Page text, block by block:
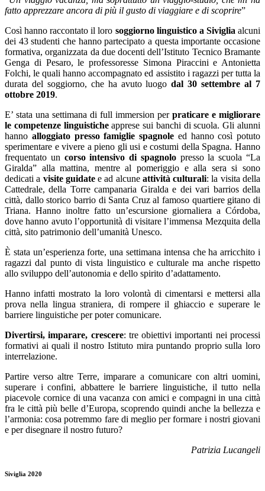
fatto apprezzare ancora di più il gusto di viaggiare e di scoprire”
Così hanno raccontato il loro soggiorno linguistico a Siviglia alcuni
dei 43 studenti che hanno partecipato a questa importante occasione
formativa, organizzata da due docenti dell’Istituto Tecnico Bramante
Genga di Pesaro, le professoresse Simona Piraccini e Antonietta
Folchi, le quali hanno accompagnato ed assistito i ragazzi per tutta la
durata del soggiorno, che ha avuto luogodal 30 settembre al 7
ottobre 2019.
E’ stata una settimana di full immersion per praticare e migliorare
le competenze linguisticheapprese sui banchi di scuola. Gli alunni
hanno alloggiato presso famiglie spagnole ed hanno così potuto
sperimentare e vivere a pieno gli usi e costumi della Spagna. Hanno
frequentato un corso intensivo di spagnolopresso la scuola “La
Giralda” alla mattina, mentre al pomeriggio e alla sera si sono
dedicati a visite guidatee ad alcune attività culturali: la visita della
Cattedrale, della Torre campanaria Giralda e dei vari barrios della
città, dallo storico barrio di Santa Cruz al famoso quartiere gitano di
Triana. Hanno inoltre fatto un’escursione giornaliera a Córdoba,
dove hanno avuto l’opportunità di visitare l’immensa Mezquita della
città, sito patrimonio dell’umanità Unesco.
È stata un’esperienza forte, una settimana intensa che ha arricchito i
ragazzi dal punto di vista linguistico e culturale ma anche rispetto
allo sviluppo dell’autonomia e dello spirito d’adattamento.
Hanno infatti mostrato la loro volontà di cimentarsi e mettersi alla
prova nella lingua straniera, di rompere il ghiaccio e superare le
barriere linguistiche per poter comunicare.
Divertirsi, imparare, crescere: tre obiettivi importanti nei processi
formativi ai quali il nostro Istituto mira puntando proprio sulla loro
interrelazione.
Partire verso altre Terre, imparare a comunicare con altri uomini,
superare i confini, abbattere le barriere linguistiche, il tutto nella
piacevole cornice di una vacanza con amici e compagni in una città
fra le città più belle d’Europa, scoprendo quindi anche la bellezza e
l’armonia: cosa potremmo fare di meglio per formare i nostri giovani
e per disegnare il nostro futuro?
Patrizia Lucangeli
Siviglia 2020